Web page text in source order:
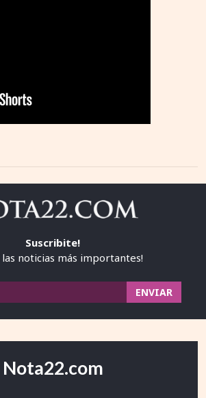
Suscribite!
noticias más importantes!
Nota22.com